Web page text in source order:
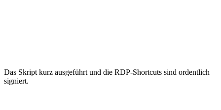
Das Skript kurz ausgeführt und die RDP-Shortcuts sind ordentlich
signiert.